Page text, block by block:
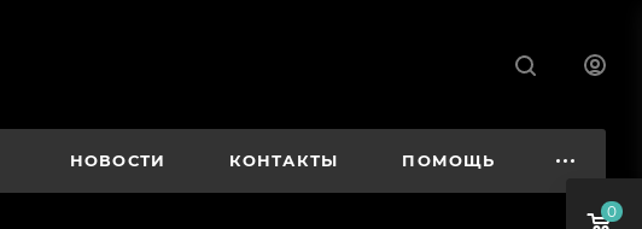
НОВОСТИ КОНТАКТЫ ПОМОЩЬ
0